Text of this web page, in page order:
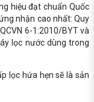
hiệu đạt chuẩn Quốc
nhận cao nhất: Quy
6-1:2010/BYT và
lọc nước dùng trong
lọc hứa hẹn sẽ là sản